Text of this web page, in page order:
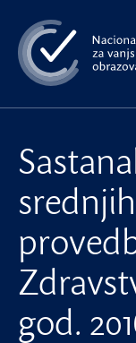
na
glavni
sadržaj
god.